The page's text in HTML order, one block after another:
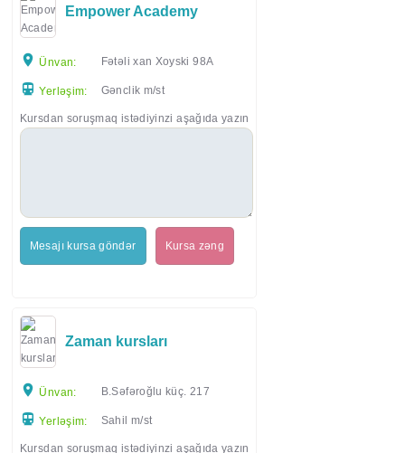
Empower Academy
Ünvan: Fətəli xan Xoyski 98A
Yerləşim: Gənclik m/st
Kursdan soruşmaq istədiyinzi aşağıda yazın
Mesajı kursa göndər Kursa zəng
Zaman kursları
Ünvan: B.Səfəroğlu küç. 217
Yerləşim: Sahil m/st
Kursdan soruşmaq istədiyinzi aşağıda yazın